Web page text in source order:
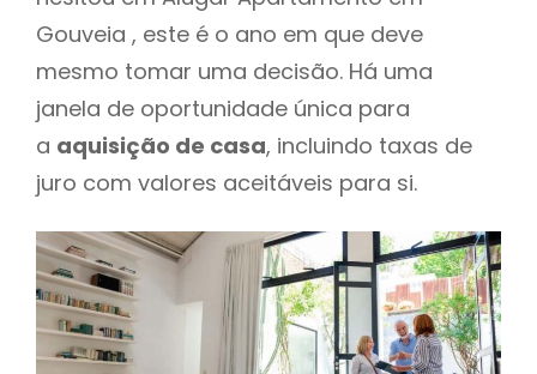
Gouveia , este é o ano em que deve
mesmo tomar uma decisão. Há uma
janela de oportunidade única para
a aquisição de casa, incluindo taxas de
juro com valores aceitáveis para si.